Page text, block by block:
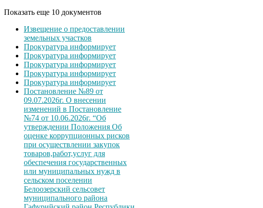
Показать еще 10 документов
Извещение о предоставлении
земельных участков
Прокуратура информирует
Прокуратура информирует
Прокуратура информирует
Прокуратура информирует
Прокуратура информирует
Постановление №89 от
09.07.2026г. О внесении
изменений в Постановление
№74 от 10.06.2026г. “Об
утверждении Положения Об
оценке коррупционных рисков
при осуществлении закупок
товаров,работ,услуг для
обеспечения государственных
или муниципальных нужд в
сельском поселении
Белоозерский сельсовет
муниципального района